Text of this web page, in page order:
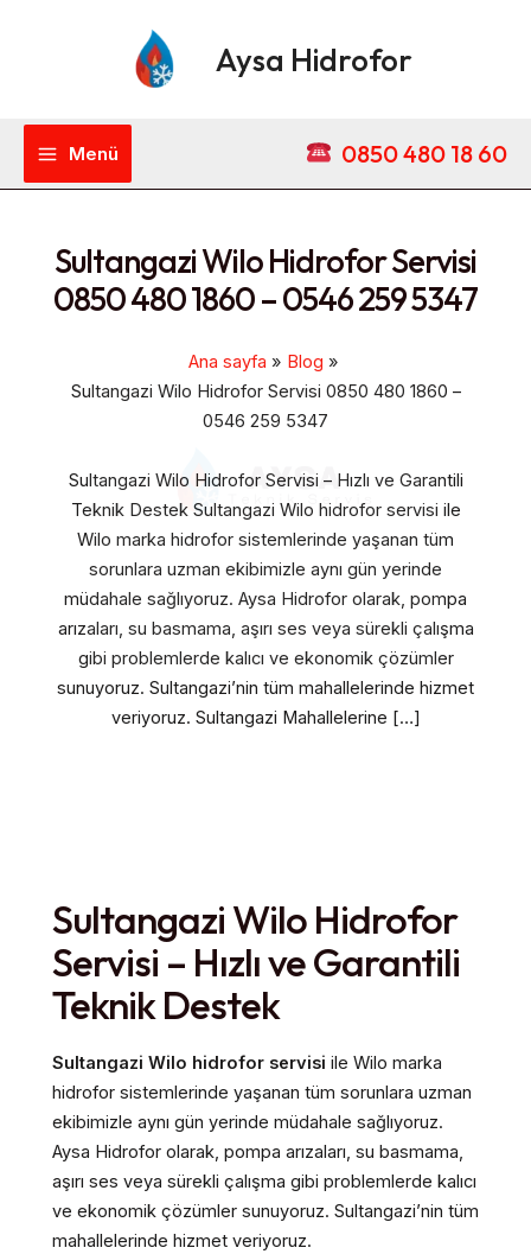
Aysa Hidrofor
Menü 0850 480 18 60
Sultangazi Wilo Hidrofor Servisi
0850 480 1860 – 0546 259 5347
Ana sayfa
Blog
Sultangazi Wilo Hidrofor Servisi 0850 480 1860 –
0546 259 5347
Sultangazi Wilo Hidrofor Servisi – Hızlı ve Garantili
Teknik Destek Sultangazi Wilo hidrofor servisi ile
Wilo marka hidrofor sistemlerinde yaşanan tüm
sorunlara uzman ekibimizle aynı gün yerinde
müdahale sağlıyoruz. Aysa Hidrofor olarak, pompa
arızaları, su basmama, aşırı ses veya sürekli çalışma
gibi problemlerde kalıcı ve ekonomik çözümler
sunuyoruz. Sultangazi’nin tüm mahallelerinde hizmet
veriyoruz. Sultangazi Mahallelerine […]
Sultangazi Wilo Hidrofor
Servisi – Hızlı ve Garantili
Teknik Destek
Sultangazi Wilo hidrofor servisi ile Wilo marka
hidrofor sistemlerinde yaşanan tüm sorunlara uzman
ekibimizle aynı gün yerinde müdahale sağlıyoruz.
Aysa Hidrofor olarak, pompa arızaları, su basmama,
aşırı ses veya sürekli çalışma gibi problemlerde kalıcı
ve ekonomik çözümler sunuyoruz. Sultangazi’nin tüm
mahallelerinde hizmet veriyoruz.